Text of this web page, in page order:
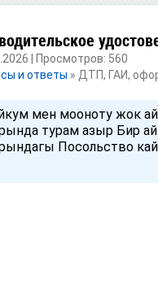
| Просмотров: 560
и ответы » ДТП, ГАИ,
мен мооноту жок
турам азыр Бир
Посольство